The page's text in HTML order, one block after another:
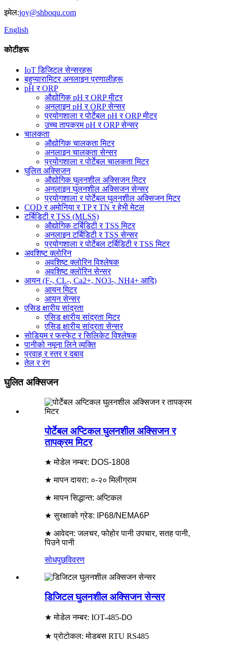
इमेल:joy@shboqu.com
English
कोटीहरू
IoT डिजिटल सेन्सरहरू
बहुप्यारामिटर अनलाइन प्रणालीहरू
pH र ORP
औद्योगिक pH र ORP मीटर
अनलाइन pH र ORP सेन्सर
प्रयोगशाला र पोर्टेबल pH र ORP मीटर
उच्च तापक्रम pH र ORP सेन्सर
चालकता
औद्योगिक चालकता मिटर
अनलाइन चालकता सेन्सर
प्रयोगशाला र पोर्टेबल चालकता मिटर
घुलित अक्सिजन
औद्योगिक घुलनशील अक्सिजन मिटर
अनलाइन घुलनशील अक्सिजन सेन्सर
प्रयोगशाला र पोर्टेबल घुलनशील अक्सिजन मिटर
COD र अमोनिया र TP र TN र हेभी मेटल
टर्बिडिटी र TSS (MLSS)
औद्योगिक टर्बिडिटी र TSS मिटर
अनलाइन टर्बिडिटी र TSS सेन्सर
प्रयोगशाला र पोर्टेबल टर्बिडिटी र TSS मिटर
अवशिष्ट क्लोरिन
अवशिष्ट क्लोरिन विश्लेषक
अवशिष्ट क्लोरिन सेन्सर
आयन (F-, CL-, Ca2+, NO3-, NH4+ आदि)
आयन मिटर
आयन सेन्सर
एसिड क्षारीय सांद्रता
एसिड क्षारीय सांद्रता मिटर
एसिड क्षारीय सांद्रता सेन्सर
सोडियम र फस्फेट र सिलिकेट विश्लेषक
पानीको नमूना लिने व्यक्ति
प्रवाह र स्तर र दबाव
तेल र रंग
घुलित अक्सिजन
पोर्टेबल अप्टिकल घुलनशील अक्सिजन र
तापक्रम मिटर
★ मोडेल नम्बर: DOS-1808
★ मापन दायरा: ०-२० मिलीग्राम
★ मापन सिद्धान्त: अप्टिकल
★ सुरक्षाको ग्रेड: IP68/NEMA6P
★ आवेदन: जलचर, फोहोर पानी उपचार, सतह पानी,
पिउने पानी
सोधपुछविवरण
डिजिटल घुलनशील अक्सिजन सेन्सर
★ मोडेल नम्बर: IOT-485-DO
★ प्रोटोकल: मोडबस RTU RS485